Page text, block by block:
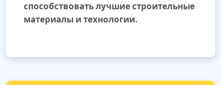
способствовать лучшие строительные
материалы и технологии.